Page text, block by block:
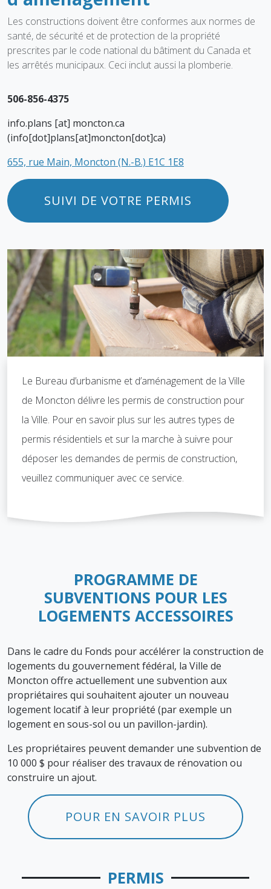
Les constructions doivent être conformes aux normes de
santé, de sécurité et de protection de la propriété
prescrites par le code national du bâtiment du Canada et
les arrêtés municipaux. Ceci inclut aussi la plomberie.
506-856-4375
info.plans [at] moncton.ca
(info[dot]plans[at]moncton[dot]ca)
655, rue Main, Moncton (N.-B.) E1C 1E8
SUIVI DE VOTRE PERMIS
Le Bureau d’urbanisme et d’aménagement de la Ville
de Moncton délivre les permis de construction pour
la Ville. Pour en savoir plus sur les autres types de
permis résidentiels et sur la marche à suivre pour
déposer les demandes de permis de construction,
veuillez communiquer avec ce service.
PROGRAMME DE
SUBVENTIONS POUR LES
LOGEMENTS ACCESSOIRES
Dans le cadre du Fonds pour accélérer la construction de
logements du gouvernement fédéral, la Ville de
Moncton offre actuellement une subvention aux
propriétaires qui souhaitent ajouter un nouveau
logement locatif à leur propriété (par exemple un
logement en sous-sol ou un pavillon-jardin).
Les propriétaires peuvent demander une subvention de
10 000 $ pour réaliser des travaux de rénovation ou
construire un ajout.
POUR EN SAVOIR PLUS
PERMIS